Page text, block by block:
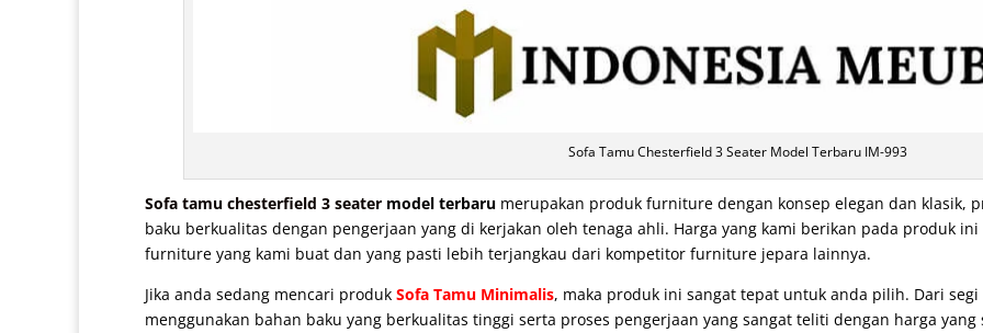
Sofa Tamu Chesterfield 3 Seater Model Terbaru IM-993
Sofa tamu chesterfield 3 seater model terbaru merupakan produk furniture dengan konsep elegan dan klasik,
baku berkualitas dengan pengerjaan yang di kerjakan oleh tenaga ahli. Harga yang kami berikan pada produk
furniture yang kami buat dan yang pasti lebih terjangkau dari kompetitor furniture jepara lainnya.
Jika anda sedang mencari produk Sofa Tamu Minimalis, maka produk ini sangat tepat untuk anda pilih. Dari
menggunakan bahan baku yang berkualitas tinggi serta proses pengerjaan yang sangat teliti dengan harga